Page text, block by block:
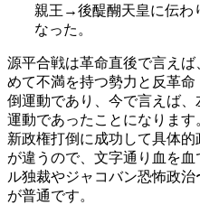
親王→後醍醐天皇に伝わ
なった。
源平合戦は革命直後で言え
めて不満を持つ勢力と反革
倒運動であり、今で言えば
運動であったことになります
新政権打倒に成功して具体
が違うので、文字通り血を
ル独裁やジャコバン恐怖政
が普通です。